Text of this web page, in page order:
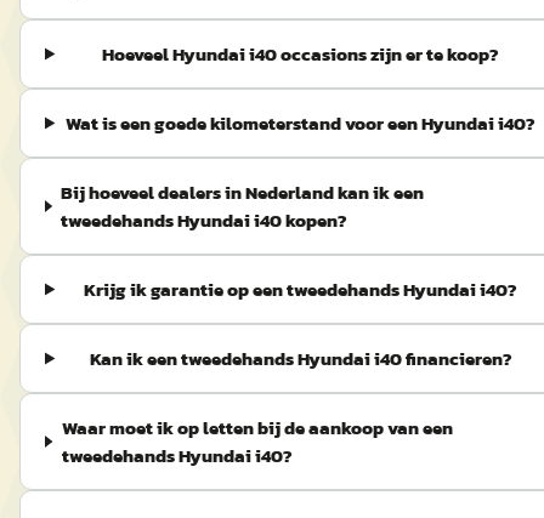
Hoeveel Hyundai i40 occasions zijn er te koop?
Wat is een goede kilometerstand voor een Hyundai i40?
Bij hoeveel dealers in Nederland kan ik een
tweedehands Hyundai i40 kopen?
Krijg ik garantie op een tweedehands Hyundai i40?
Kan ik een tweedehands Hyundai i40 financieren?
Waar moet ik op letten bij de aankoop van een
tweedehands Hyundai i40?